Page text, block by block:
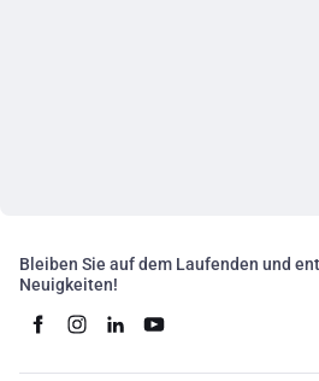
Bleiben Sie auf dem Laufenden und
Neuigkeiten!